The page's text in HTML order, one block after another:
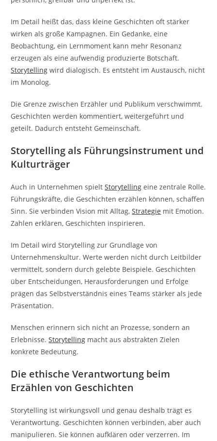
Im Detail heißt das, dass kleine Geschichten oft stärker
wirken als große Kampagnen. Ein Gedanke, eine
Beobachtung, ein Lernmoment kann mehr Resonanz
erzeugen als eine aufwendig produzierte Botschaft.
Storytelling wird dialogisch. Es entsteht im Austausch, nicht
im Monolog.
Die Grenze zwischen Erzähler und Publikum verschwimmt.
Geschichten werden kommentiert, weitergeführt und
geteilt. Dadurch entsteht Gemeinschaft.
Storytelling als Führungsinstrument und
Kulturträger
Auch in Unternehmen spieltStorytelling eine zentrale Rolle.
Führungskräfte, die Geschichten erzählen können, schaffen
Sinn. Sie verbinden Vision mit Alltag,Strategie mit Emotion.
Zahlen erklären, Geschichten inspirieren.
Im Detail wird Storytelling zur Grundlage von
Unternehmenskultur. Werte werden nicht durch Leitbilder
vermittelt, sondern durch gelebte Beispiele. Geschichten
über Entscheidungen, Herausforderungen und Erfolge
prägen das Selbstverständnis eines Teams stärker als jede
Präsentation.
Menschen erinnern sich nicht an Prozesse, sondern an
Erlebnisse.Storytelling macht aus abstrakten Zielen
konkrete Bedeutung.
Die ethische Verantwortung beim
Erzählen von Geschichten
Storytelling ist wirkungsvoll und genau deshalb trägt es
Verantwortung. Geschichten können verbinden, aber auch
manipulieren. Sie können aufklären oder verzerren. Im